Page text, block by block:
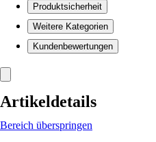
Produktsicherheit
Weitere Kategorien
Kundenbewertungen
Artikeldetails
Bereich überspringen